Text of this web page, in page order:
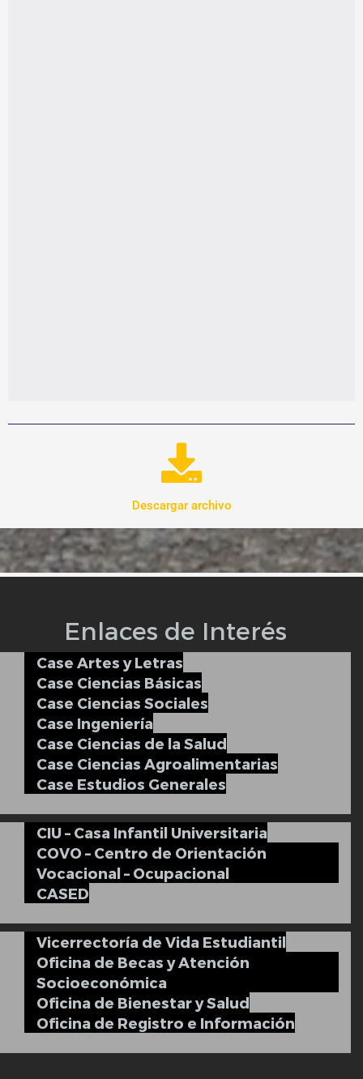
Descargar archivo
Enlaces de Interés
Case Artes y Letras
Case Ciencias Básicas
Case Ciencias Sociales
Case Ingeniería
Case Ciencias de la Salud
Case Ciencias Agroalimentarias
Case Estudios Generales
CIU – Casa Infantil Universitaria
COVO – Centro de Orientación
Vocacional – Ocupacional
CASED
Vicerrectoría de Vida Estudiantil
Oficina de Becas y Atención
Socioeconómica
Oficina de Bienestar y Salud
Oficina de Registro e Información